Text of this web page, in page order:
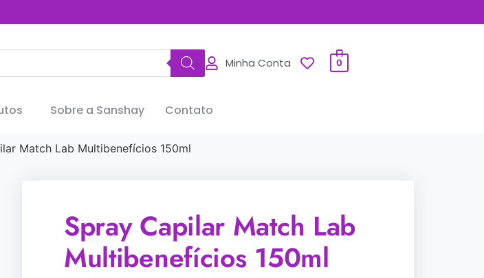
Minha Conta 0
Sobre a Sanshay Contato
Match Lab Multibenefícios 150ml
Spray Capilar Match Lab
Multibenefícios 150ml